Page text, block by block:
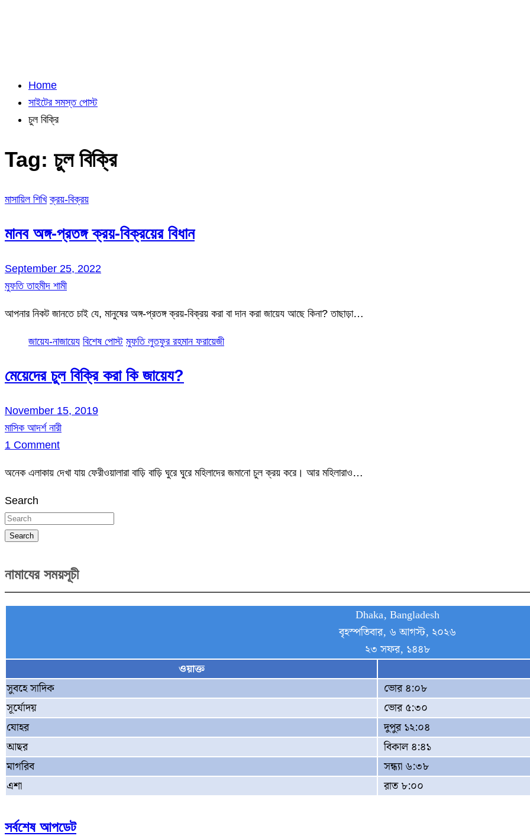
Home
সাইটের সমস্ত পোস্ট
চুল বিক্রি
Tag: চুল বিক্রি
মাসায়িল শিখি ক্রয়-বিক্রয়
মানব অঙ্গ-প্রতঙ্গ ক্রয়-বিক্রয়ের বিধান
September 25, 2022
মুফতি তাহমীদ শামী
আপনার নিকট জানতে চাই যে, মানুষের অঙ্গ-প্রতঙ্গ ক্রয়-বিক্রয় করা বা দান করা জায়েয আছে কিনা? তাছাড়া…
জায়েয-নাজায়েয বিশেষ পোস্ট মুফতি লুতফুর রহমান ফরায়েজী
মেয়েদের চুল বিক্রি করা কি জায়েয?
November 15, 2019
মাসিক আদর্শ নারী
1 Comment
অনেক এলাকায় দেখা যায় ফেরীওয়ালারা বাড়ি বাড়ি ঘুরে ঘুরে মহিলাদের জমানো চুল ক্রয় করে। আর মহিলারাও…
Search
Search
নামাযের সময়সূচী
Dhaka, Bangladesh
বৃহস্পতিবার, ৬ আগস্ট, ২০২৬
২৩ সফর, ১৪৪৮
ওয়াক্ত
সুবহে সাদিক
ভোর ৪:০৮
সূর্যোদয়
ভোর ৫:৩০
যোহর
দুপুর ১২:০৪
আছর
বিকাল ৪:৪১
মাগরিব
সন্ধ্যা ৬:৩৮
এশা
রাত ৮:০০
সর্বশেষ আপডেট